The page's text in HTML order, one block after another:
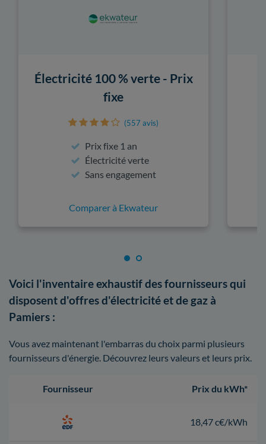
Électricité 100 % verte - Prix
fixe
(557 avis)
Prix fixe 1 an
Électricité verte
Sans engagement
Comparer à Ekwateur
Voici l'inventaire exhaustif des fournisseurs qui
disposent d'offres d'électricité et de gaz à
Pamiers :
Vous avez maintenant l'embarras du choix parmi plusieurs
fournisseurs d'énergie. Découvrez leurs valeurs et leurs prix.
Fournisseur Prix du kWh*
18,47 c€/kWh